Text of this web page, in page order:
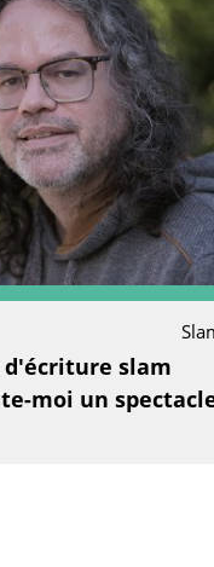
slam
moi un